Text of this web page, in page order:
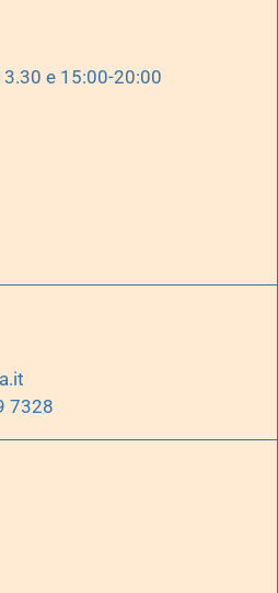
e 15:00-20:00
7328